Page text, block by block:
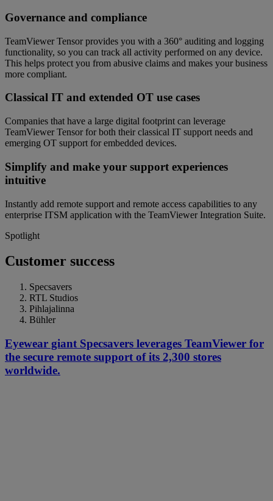
Governance and compliance
TeamViewer Tensor provides you with a 360° auditing and logging
functionality, so you can track all activity performed on any device.
This helps protect you from abusive claims and makes your business
more compliant.
Classical IT and extended OT use cases
Companies that have a large digital footprint can leverage
TeamViewer Tensor for both their classical IT support needs and
emerging OT support for embedded devices.
Simplify and make your support experiences
intuitive
Instantly add remote support and remote access capabilities to any
enterprise ITSM application with the TeamViewer Integration Suite.
Spotlight
Customer success
Specsavers
RTL Studios
Pihlajalinna
Bühler
Eyewear giant Specsavers leverages TeamViewer for
the secure remote support of its 2,300 stores
worldwide.